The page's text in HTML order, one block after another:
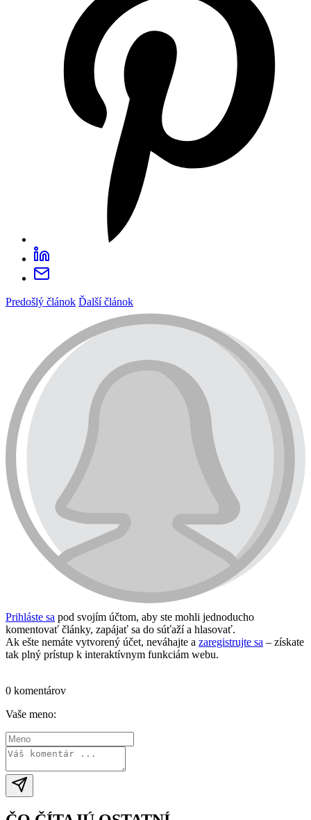
Predošlý článok Ďalší článok
Prihláste sa pod svojím účtom, aby ste mohli jednoducho
komentovať články, zapájať sa do súťaží a hlasovať.
Ak ešte nemáte vytvorený účet, neváhajte a zaregistrujte sa – získate
tak plný prístup k interaktívnym funkciám webu.
0 komentárov
Vaše meno: